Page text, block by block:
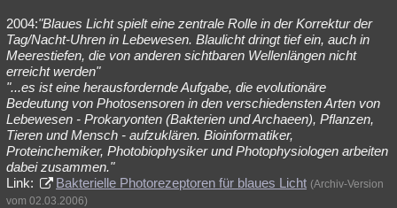
2004:"Blaues Licht spielt eine zentrale Rolle in der Korrektur der
Tag/Nacht-Uhren in Lebewesen. Blaulicht dringt tief ein, auch in
Meerestiefen, die von anderen sichtbaren Wellenlängen nicht
erreicht werden"
"...es ist eine herausfordernde Aufgabe, die evolutionäre
Bedeutung von Photosensoren in den verschiedensten Arten von
Lebewesen - Prokaryonten (Bakterien und Archaeen), Pflanzen,
Tieren und Mensch - aufzuklären. Bioinformatiker,
Proteinchemiker, Photobiophysiker und Photophysiologen arbeiten
dabei zusammen."
Link:
Bakterielle Photorezeptoren für blaues Licht (Archiv-Version
vom 02.03.2006)